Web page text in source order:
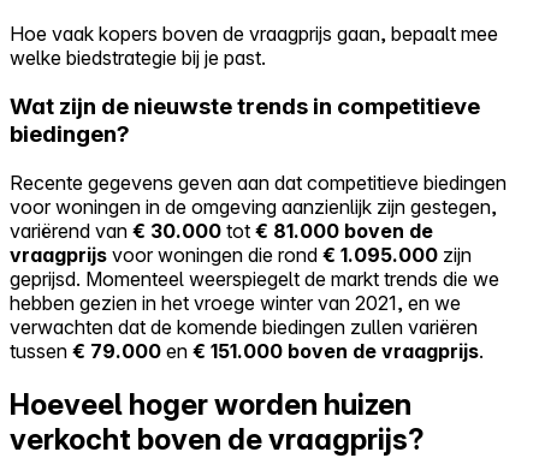
Hoe vaak kopers boven de vraagprijs gaan, bepaalt mee
welke biedstrategie bij je past.
Wat zijn de nieuwste trends in competitieve
biedingen?
Recente gegevens geven aan dat competitieve biedingen
voor woningen in de omgeving aanzienlijk zijn gestegen,
variërend van € 30.000 tot € 81.000 boven de
vraagprijs voor woningen die rond € 1.095.000 zijn
geprijsd. Momenteel weerspiegelt de markt trends die we
hebben gezien in het vroege winter van 2021, en we
verwachten dat de komende biedingen zullen variëren
tussen € 79.000 en € 151.000 boven de vraagprijs.
Hoeveel hoger worden huizen
verkocht boven de vraagprijs?